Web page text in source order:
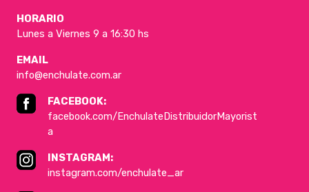
HORARIO
Lunes a Viernes 9 a 16:30 hs
EMAIL
info@enchulate.com.ar
FACEBOOK:
facebook.com/EnchulateDistribuidorMayorist
a
INSTAGRAM:
instagram.com/enchulate_ar